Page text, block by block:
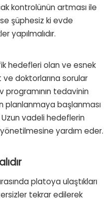
kontrolünün artması ile
şüphesiz ki evde
yapılmalıdır.
hedefleri olan ve esnek
doktorlarına sorular
programının tedavinin
planlanmaya başlanması
vadeli hedeflerin
yardım eder.
platoya ulaştıkları
tekrar edilerek